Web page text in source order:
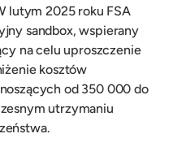
lutym 2025 roku FSA
sandbox, wspierany
na celu uproszczenie
kosztów
od 350 000 do
utrzymaniu